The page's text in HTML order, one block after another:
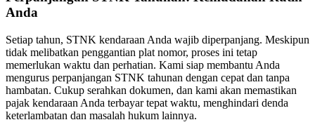
Anda
Setiap tahun, STNK kendaraan Anda wajib diperpanjang. Meskipun
tidak melibatkan penggantian plat nomor, proses ini tetap
memerlukan waktu dan perhatian. Kami siap membantu Anda
mengurus perpanjangan STNK tahunan dengan cepat dan tanpa
hambatan. Cukup serahkan dokumen, dan kami akan memastikan
pajak kendaraan Anda terbayar tepat waktu, menghindari denda
keterlambatan dan masalah hukum lainnya.